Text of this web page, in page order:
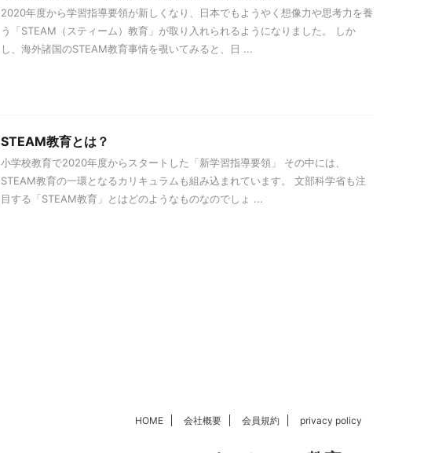
2020年度から学習指導要領が新しくなり、日本でもようやく想像力や思考力を養
う「STEAM（スティーム）教育」が取り入れられるようになりました。 しか
し、海外諸国のSTEAM教育事情を覗いてみると、日 ...
STEAM教育とは？
小学校教育で2020年度からスタートした「新学習指導要領」 その中には、
STEAM教育の一環となるカリキュラムも組み込まれています。 文部科学省も注
目する「STEAM教育」とはどのようなものなのでしょ ...
HOME 会社概要 会員規約 privacy policy